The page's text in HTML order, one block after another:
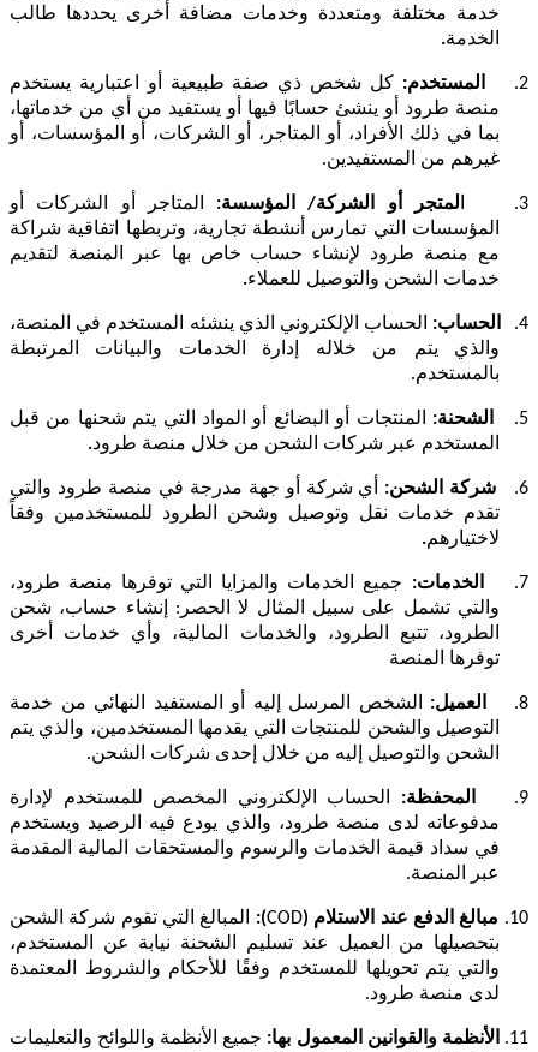
خدمة مختلفة ومتعددة وخدمات مضافة أخرى يحددها طالب
الخدمة.
2. المستخدم:
كل شخص ذي صفة طبيعية أو اعتبارية يستخدم
منصة طرود أو ينشئ حسابًا فيها أو يستفيد من أي من خدماتها،
بما في ذلك الأفراد، أو المتاجر، أو الشركات، أو المؤسسات، أو
غيرهم من المستفيدين.
3. لمتجر أو الشركة/ المؤسسة: المتاجر أو الشركات أو
المؤسسات التي تمارس أنشطة تجارية، وتربطها اتفاقية شراكة
مع منصة طرود لإنشاء حساب خاص بها عبر المنصة لتقديم
خدمات الشحن والتوصيل للعملاء.
4. الحساب: الحساب الإلكتروني الذي ينشئه المستخدم في المنصة،
والذي يتم من خلاله إدارة الخدمات والبيانات المرتبطة
بالمستخدم.
5. الشحنة: المنتجات أو البضائع أو المواد التي يتم شحنها من قبل
المستخدم عبر شركات الشحن من خلال منصة طرود.
6. شركة الشحن: أي شركة أو جهة مدرجة في منصة طرود والتي
تقدم خدمات نقل وتوصيل وشحن الطرود للمستخدمين وفقاً
لاختيارهم.
7. الخدمات: جميع الخدمات والمزايا التي توفرها منصة طرود،
والتي تشمل على سبيل المثال لا الحصر: إنشاء حساب، شحن
الطرود، تتبع الطرود، والخدمات المالية، وأي خدمات أخرى
توفرها المنصة
8. العميل: الشخص المرسل إليه أو المستفيد النهائي من خدمة
التوصيل والشحن للمنتجات التي يقدمها المستخدمين، والذي يتم
الشحن والتوصيل إليه من خلال إحدى شركات الشحن.
9. المحفظة: الحساب الإلكتروني المخصص للمستخدم لإدارة
مدفوعاته لدى منصة طرود، والذي يودع فيه الرصيد ويستخدم
في سداد قيمة الخدمات والرسوم والمستحقات المالية المقدمة
عبر المنصة.
10. مبالغ الدفع عند الاستلام (COD
):
المبالغ التي تقوم شركة الشحن
بتحصيلها من العميل عند تسليم الشحنة نيابة عن المستخدم،
والتي يتم تحويلها للمستخدم وفقًا للأحكام والشروط المعتمدة
لدى منصة طرود.
11. الأنظمة والقوانين المعمول بها: جميع الأنظمة واللوائح والتعليمات